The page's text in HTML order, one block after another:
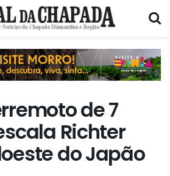
de 7
Richter
do Japão